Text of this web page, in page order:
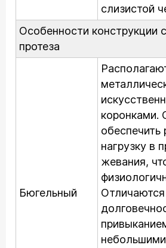
слизистой
Особенности конструкции
протеза
Бюгельный
коронками.
нагрузку в
жевания,
Отличаются